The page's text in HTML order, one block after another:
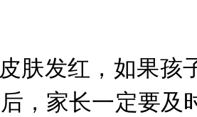
发红，如果孩
，家长一定要及